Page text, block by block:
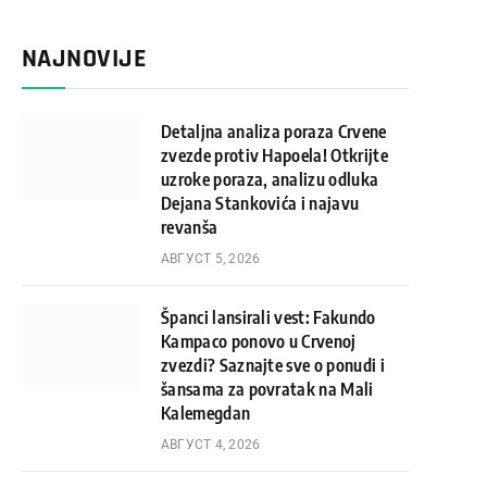
NAJNOVIJE
Detaljna analiza poraza Crvene
zvezde protiv Hapoela! Otkrijte
uzroke poraza, analizu odluka
Dejana Stankovića i najavu
revanša
АВГУСТ 5, 2026
Španci lansirali vest: Fakundo
Kampaco ponovo u Crvenoj
zvezdi? Saznajte sve o ponudi i
šansama za povratak na Mali
Kalemegdan
АВГУСТ 4, 2026